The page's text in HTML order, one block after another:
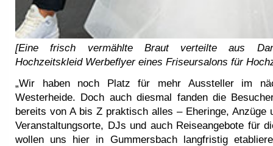
[Eine frisch vermählte Braut verteilte aus
Hochzeitskleid Werbeflyer eines Friseursalons für
„Wir haben noch Platz für mehr Aussteller im
Westerheide. Doch auch diesmal fanden die
bereits von A bis Z praktisch alles – Eheringe, Anzüge
Veranstaltungsorte, DJs und auch Reiseangebote für
wollen uns hier in Gummersbach langfristig